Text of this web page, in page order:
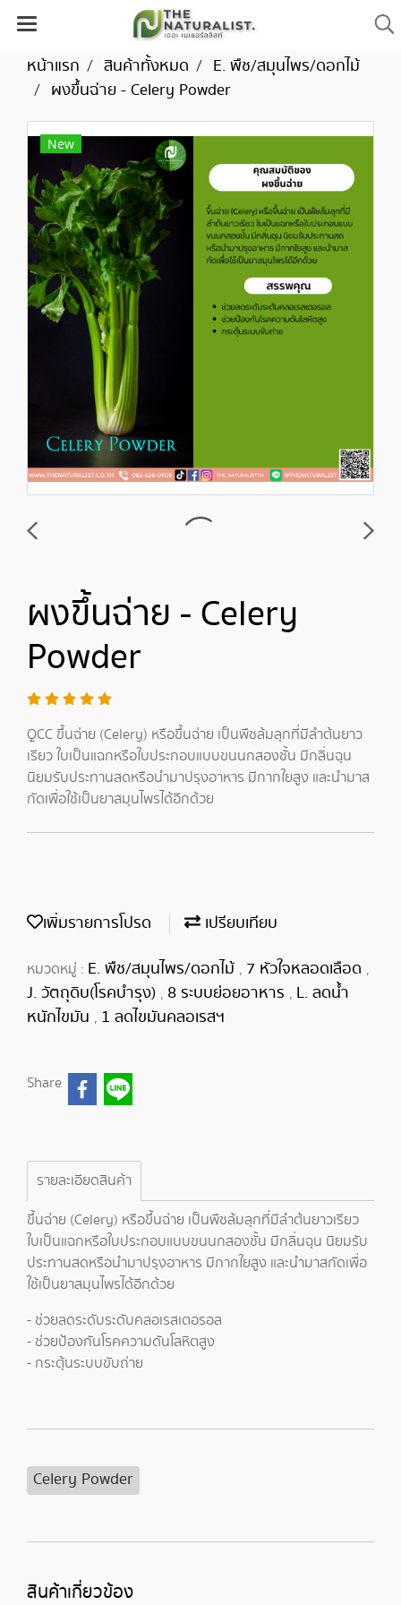
หน้าแรก สินค้าทั้งหมด
E. พืช/สมุนไพร/ดอกไม้
ผงขึ้นฉ่าย - Celery Powder
New
ผงขึ้นฉ่าย - Celery
Powder
QCC ขึ้นฉ่าย (Celery) หรือขึ้นฉ่าย เป็นพืชล้มลุกที่มีลำต้นยาว
เรียว ใบเป็นแฉกหรือใบประกอบแบบขนนกสองชั้น มีกลิ่นฉุน
นิยมรับประทานสดหรือนำมาปรุงอาหาร มีกากใยสูง และนำมาส
กัดเพื่อใช้เป็นยาสมุนไพรได้อีกด้วย
เพิ่มรายการโปรด เปรียบเทียบ
หมวดหมู่ : E. พืช/สมุนไพร/ดอกไม้ , 7 หัวใจหลอดเลือด ,
J. วัตถุดิบ(โรคบำรุง) , 8 ระบบย่อยอาหาร , L. ลดน้ำ
หนักไขมัน , 1 ลดไขมันคลอเรสฯ
Share
รายละเอียดสินค้า
ขึ้นฉ่าย (Celery) หรือขึ้นฉ่าย เป็นพืชล้มลุกที่มีลำต้นยาวเรียว
ใบเป็นแฉกหรือใบประกอบแบบขนนกสองชั้น มีกลิ่นฉุน นิยมรับ
ประทานสดหรือนำมาปรุงอาหาร มีกากใยสูง และนำมาสกัดเพื่อ
ใช้เป็นยาสมุนไพรได้อีกด้วย
- ช่วยลดระดับระดับคลอเรสเตอรอล
- ช่วยป้องกันโรคความดันโลหิตสูง
- กระตุ้นระบบขับถ่าย
Celery Powder
สินค้าเกี่ยวข้อง